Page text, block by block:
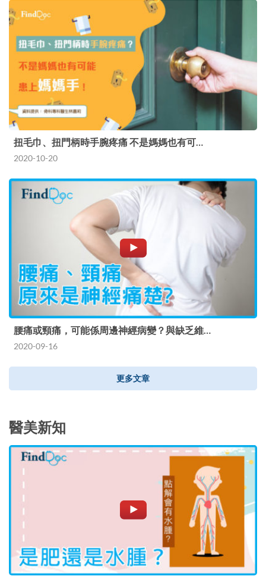
扭毛巾、扭門柄時手腕疼痛 不是媽媽也有可…
2020-10-20
腰痛或頸痛，可能係周邊神經病變？與缺乏維…
2020-09-16
更多文章
醫美新知